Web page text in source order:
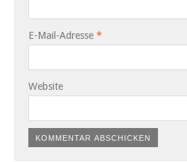
E-Mail-Adresse *
Website